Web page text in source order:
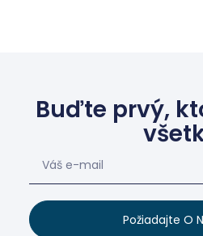
Buďte prvý,
Požiadajte O